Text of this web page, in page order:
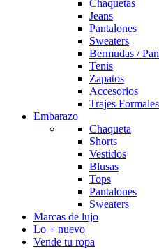
Chaquetas
Jeans
Pantalones
Sweaters
Bermudas /
Tenis
Zapatos
Accesorios
Trajes Formales
Embarazo
Chaqueta
Shorts
Vestidos
Blusas
Tops
Pantalones
Sweaters
Marcas de lujo
Lo + nuevo
Vende tu ropa